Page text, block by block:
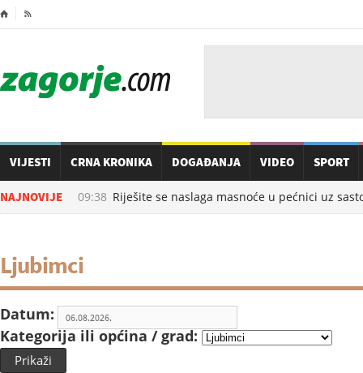
⌂ 
VIJESTI CRNA KRONIKA DOGAĐANJA VIDEO SPORT
NAJNOVIJE
u 09:38 Riješite se naslaga masnoće u pećnici uz
Ljubimci
Datum:
Kategorija ili općina / grad:
Prikaži